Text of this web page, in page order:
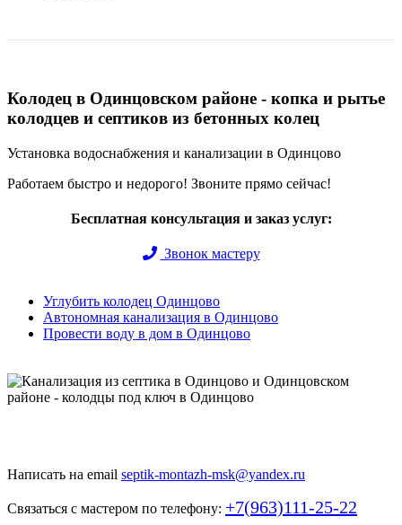
Колодец в Одинцовском районе - копка и рытье
колодцев и септиков из бетонных колец
Установка водоснабжения и канализации в Одинцово
Работаем быстро и недорого! Звоните прямо сейчас!
Бесплатная консультация и заказ услуг:
Звонок мастеру
Углубить колодец Одинцово
Автономная канализация в Одинцово
Провести воду в дом в Одинцово
Написать на email septik-montazh-msk@yandex.ru
Связаться с мастером по телефону: +7(963)111-25-22